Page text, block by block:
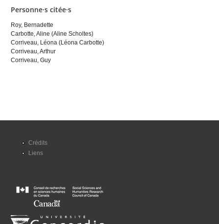
Personne·s citée·s
Roy, Bernadette
Carbotte, Aline (Aline Scholtes)
Corriveau, Léona (Léona Carbotte)
Corriveau, Arthur
Corriveau, Guy
Crédits
Liens